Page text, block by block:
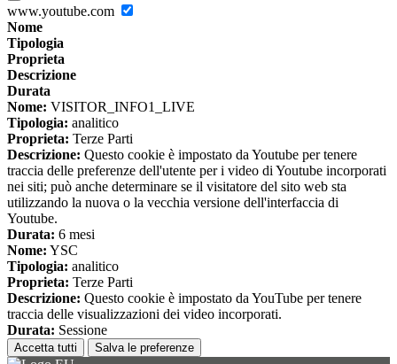
www.youtube.com
Nome
Tipologia
Proprieta
Descrizione
Durata
Nome: VISITOR_INFO1_LIVE
Tipologia: analitico
Proprieta: Terze Parti
Descrizione: Questo cookie è impostato da Youtube per tenere
traccia delle preferenze dell'utente per i video di Youtube incorporati
nei siti; può anche determinare se il visitatore del sito web sta
utilizzando la nuova o la vecchia versione dell'interfaccia di
Youtube.
Durata: 6 mesi
Nome: YSC
Tipologia: analitico
Proprieta: Terze Parti
Descrizione: Questo cookie è impostato da YouTube per tenere
traccia delle visualizzazioni dei video incorporati.
Durata: Sessione
Accetta tutti Salva le preferenze